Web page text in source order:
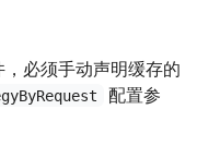
必须手动声明缓存的
配置参